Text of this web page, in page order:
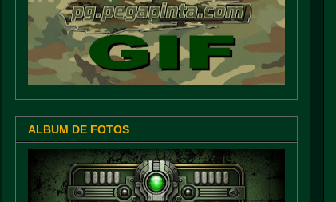
ALBUM DE FOTOS